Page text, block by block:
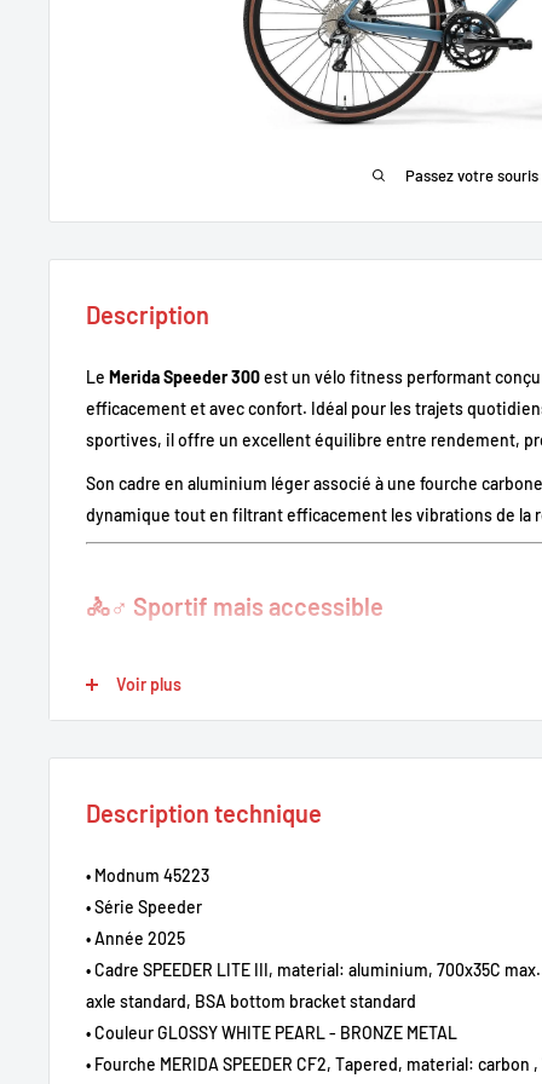
Passez votre
Description
Le Merida Speeder 300est un vélo fitness performant
efficacement et avec confort. Idéal pour les trajets
sportives, il offre un excellent équilibre entre rendement,
Son cadre en aluminium léger associé à une fourche
dynamique tout en filtrant efficacement les vibrations de la
🚴♂️ Sportif mais accessible
une position dynamique tout en restant confortable. Parfait
kilomètres sans fatigue excessive, que ce soit en ville ou
⚙️ Transmission Shimano Tiagra 2x10
Équipé d’une transmission
vitesses précis, fluides et fiables. Idéal pour gérer tous les
relances rapides aux montées plus exigeantes.
🛑 Freinage hydraulique puissant
Les freins à disque hydrauliques Shimano assurent un
Voir plus
Description technique
• Modnum 45223
• Série Speeder
• Année 2025
• Cadre SPEEDER LITE III, material: aluminium, 700x35C
axle standard, BSA bottom bracket standard
• Couleur GLOSSY WHITE PEARL - BRONZE METAL
• Fourche MERIDA SPEEDER CF2, Tapered, material: carbon